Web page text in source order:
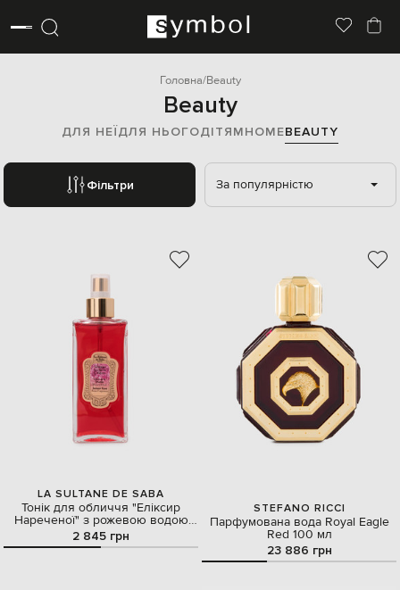
Головна Beauty
Beauty
ДЛЯ НЕЇДЛЯ НЬОГОДІТЯМHOMEBEAUTY
Фільтри За популярністю
LA SULTANE DE SABA
Тонік для обличчя "Еліксир
Нареченої" з рожевою водою
200 мл
2 845 грн
STEFANO RICCI
Парфумована вода Royal Eagle
Red 100 мл
23 886 грн